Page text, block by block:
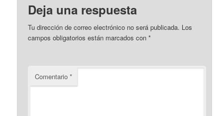
Deja una respuesta
Tu dirección de correo electrónico no será publicada. Los
campos obligatorios están marcados con*
Comentario*